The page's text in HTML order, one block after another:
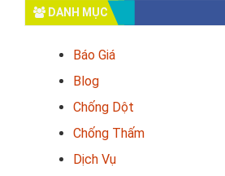
DANH MỤC
Báo Giá
Blog
Chống Dột
Chống Thấm
Dịch Vụ